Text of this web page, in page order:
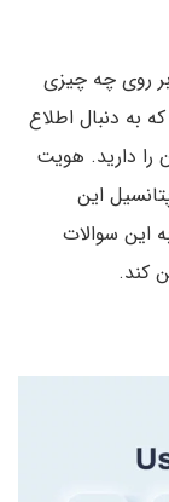
روی چه چیزی
به دنبال اطلاع
را دارید. هویت
این
این سوالات